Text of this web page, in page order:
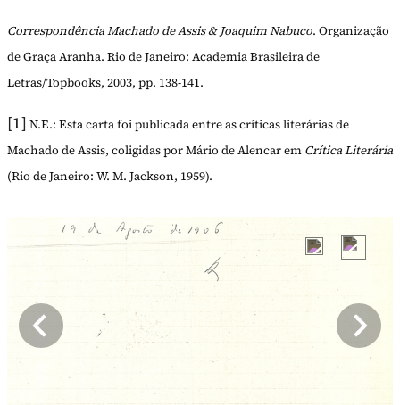
Correspondência Machado de Assis & Joaquim Nabuco. Organização
de Graça Aranha. Rio de Janeiro: Academia Brasileira de
Letras/Topbooks, 2003, pp. 138-141.
[1] N.E.: Esta carta foi publicada entre as críticas literárias de
Machado de Assis, coligidas por Mário de Alencar em Crítica Literária
(Rio de Janeiro: W. M. Jackson, 1959).